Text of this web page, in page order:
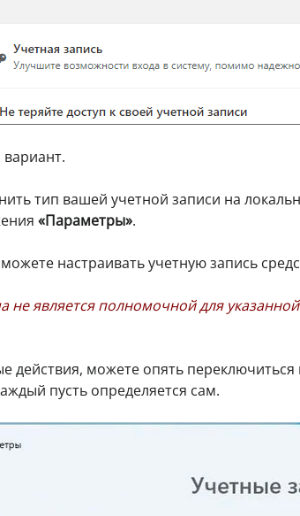
вариант.
тип вашей учетной записи на
«Параметры».
настраивать учетную запись
не является полномочной для
действия, можете опять переключиться
пусть определяется сам.